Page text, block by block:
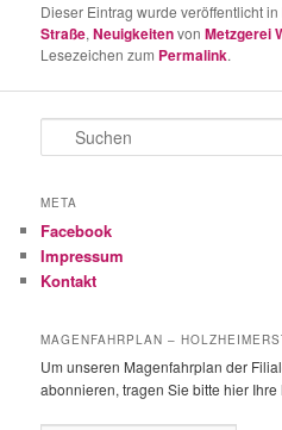
Dieser Eintrag wurde veröffentlicht in
Straße,NeuigkeitenvonMetzgerei
Lesezeichen zum Permalink.
u
h
n
META
Facebook
Impressum
Kontakt
MAGENFAHRPLAN –
Um unseren Magenfahrplan der
abonnieren, tragen Sie bitte hier